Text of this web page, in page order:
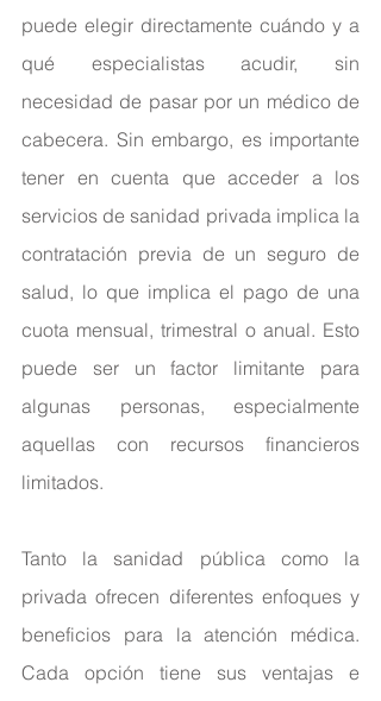
puede elegir directamente cuándo y a
qué especialistas acudir, sin
necesidad de pasar por un médico de
cabecera. Sin embargo, es importante
tener en cuenta que acceder a los
servicios de sanidad privada implica la
contratación previa de un seguro de
salud, lo que implica el pago de una
cuota mensual, trimestral o anual. Esto
puede ser un factor limitante para
algunas personas, especialmente
aquellas con recursos financieros
limitados.
Tanto la sanidad pública como la
privada ofrecen diferentes enfoques y
beneficios para la atención médica.
Cada opción tiene sus ventajas e